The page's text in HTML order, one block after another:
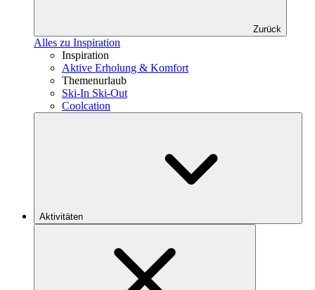
Zurück
Alles zu Inspiration
Inspiration
Aktive Erholung & Komfort
Themenurlaub
Ski-In Ski-Out
Coolcation
Aktivitäten